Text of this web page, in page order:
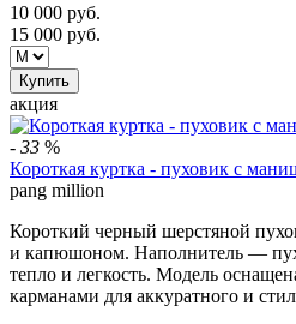
10 000 руб.
15 000 руб.
Купить
акция
- 33 %
Короткая куртка - пуховик с
pang million
Короткий черный шерстяной
и капюшоном. Наполнитель —
тепло и легкость. Модель
карманами для аккуратного и